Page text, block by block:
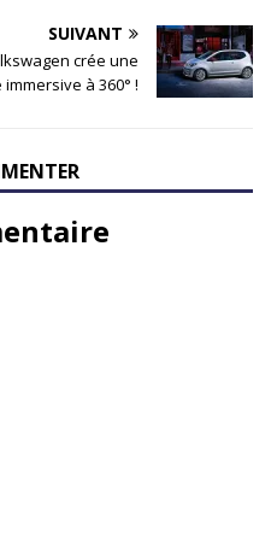
SUIVANT
crée une
à 360° !